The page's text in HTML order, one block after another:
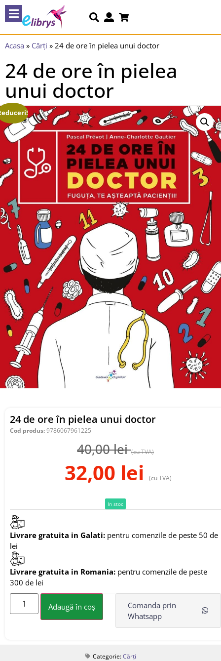
Acasa » Cărți » 24 de ore în pielea unui doctor
24 de ore în pielea
unui doctor
24 de ore în pielea unui doctor
Cod produs:9786067961225
40,00lei (cu TVA)
32,00 lei (cu TVA)
In stoc
Livrare gratuita in Galati: pentru comenzile de peste 50 de
lei
Livrare gratuita in Romania: pentru comenzile de peste
300 de lei
Adaugă în coș
Comanda prin
Whatsapp
Categorie:Cărți